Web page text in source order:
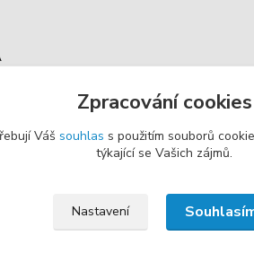
Zpracování cookies
Váš souhlas s použitím souborů
týkající se Vašich zájmů.
Nastavení